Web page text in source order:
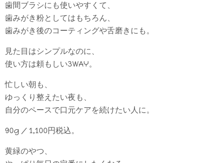
歯間ブラシにも使いやすくて、
歯みがき粉としてはもちろん、
歯みがき後のコーティングや舌磨きにも。
見た目はシンプルなのに、
使い方は頼もしい3WAY。
忙しい朝も、
ゆっくり整えたい夜も、
自分のペースで口元ケアを続けたい人に。
90g / 1,100円税込。
黄緑のやつ、